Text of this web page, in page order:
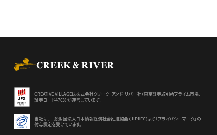
CREATIVE VILLAGEは株式会社クリーク･アンド･リバー社（東京証券取引所プライム市場、
証券コード4763）が運営しています。
当社は、一般財団法人日本情報経済社会推進協会（JIPDEC）より 「プライバシーマーク」の
付与認定を受けています。